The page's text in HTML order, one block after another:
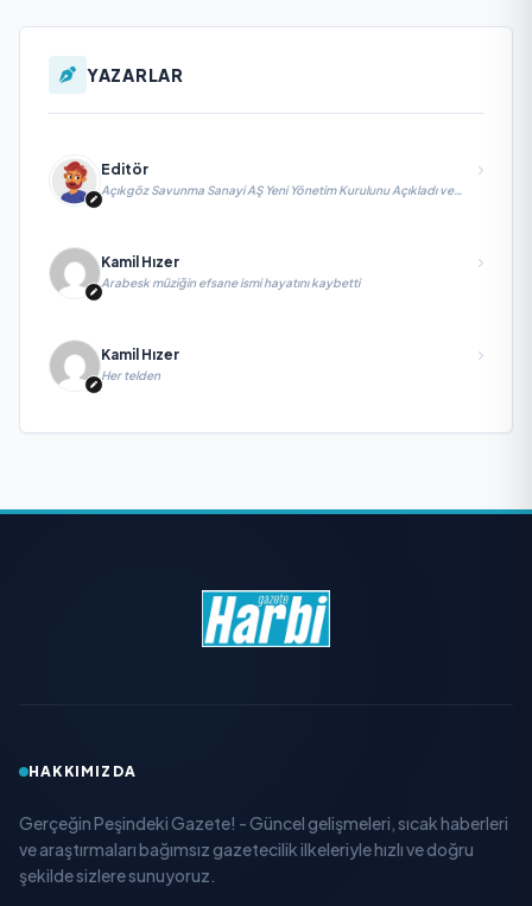
YAZARLAR
Editör
Açıkgöz Savunma Sanayi AŞ Yeni Yönetim Kurulunu Açıkladı ve
Kamil Hızer
Arabesk müziğin efsane ismi hayatını kaybetti
Kamil Hızer
Her telden
HAKKIMIZDA
Gerçeğin Peşindeki Gazete! - Güncel gelişmeleri, sıcak haberleri
ve araştırmaları bağımsız gazetecilik ilkeleriyle hızlı ve doğru
şekilde sizlere sunuyoruz.